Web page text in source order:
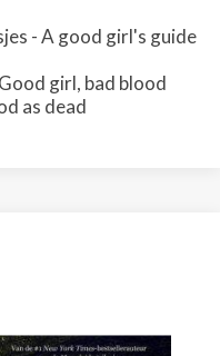
- A good girl's guide
girl, bad blood
as dead